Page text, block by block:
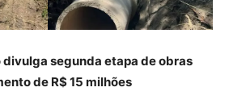
segunda etapa de obras
de R$ 15 milhões